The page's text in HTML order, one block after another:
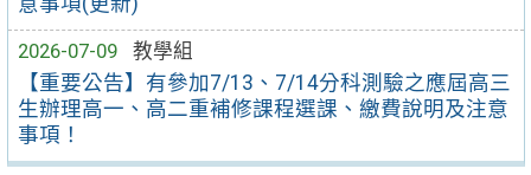
2026-07-09
教學組
【重要公告】有參加7/13、7/14分科測驗之應屆高三
生辦理高一、高二重補修課程選課、繳費說明及注意
事項！